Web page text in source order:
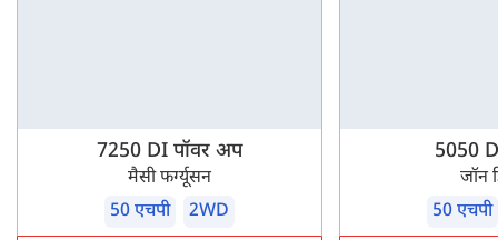
7250 DI पॉवर अप
मैसी फर्ग्यूसन
50 एचपी
2WD
5050
जॉन
50 एचपी